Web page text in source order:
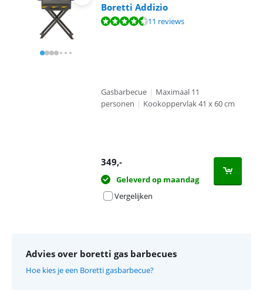
Boretti Addizio
Beoordeling is 9,3 van de 10, gebaseerd op 11 reviews.
11 reviews
Gasbarbecue | Maximaal 11
personen | Kookoppervlak 41 x 60 cm
349,-
Geleverd op maandag
Vergelijken
Advies over boretti gas barbecues
Hoe kies je een Boretti gasbarbecue?